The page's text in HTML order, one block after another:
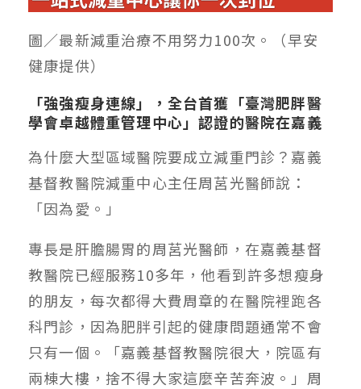
圖／最新減重治療不用努力100次。（早安
健康提供）
「強強瘦身連線」，全台首獲「臺灣肥胖醫
學會卓越體重管理中心」認證的醫院在嘉義
為什麼大型區域醫院要成立減重門診？嘉義
基督教醫院減重中心主任周莒光醫師說：
「因為愛。」
專長是肝膽腸胃的周莒光醫師，在嘉義基督
教醫院已經服務10多年，他看到許多想瘦身
的朋友，每次都得大費周章的在醫院裡跑各
科門診，因為肥胖引起的健康問題通常不會
只有一個。「嘉義基督教醫院很大，院區有
兩棟大樓，捨不得大家這麼辛苦奔波。」周